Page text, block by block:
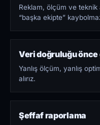
Reklam, ölçüm ve
“başka ekipte”
Veri doğruluğu
Yanlış ölçüm, yanlış
alırız.
Şeffaf raporlama